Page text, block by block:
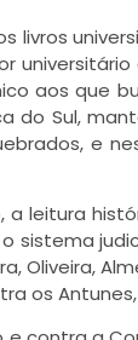
livros
aos que
do Sul,
e
leitura
sistema
Oliveira,
os Antunes,